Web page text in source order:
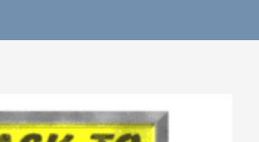
O školi